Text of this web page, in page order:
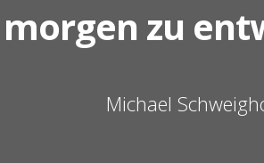
morgen zu
Michael